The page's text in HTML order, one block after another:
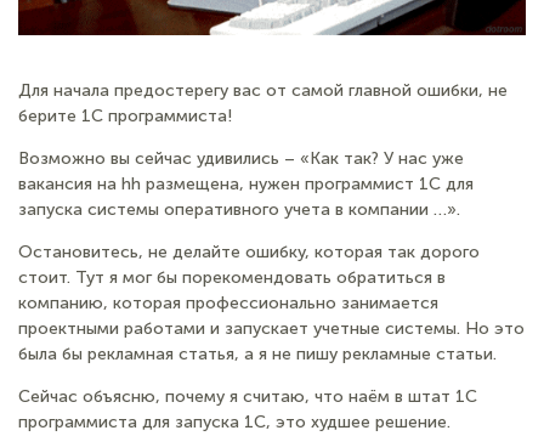
Для начала предостерегу вас от самой главной ошибки, не
берите 1С программиста!
Возможно вы сейчас удивились – «Как так? У нас уже
вакансия на hh размещена, нужен программист 1С для
запуска системы оперативного учета в компании …».
Остановитесь, не делайте ошибку, которая так дорого
стоит. Тут я мог бы порекомендовать обратиться в
компанию, которая профессионально занимается
проектными работами и запускает учетные системы. Но это
была бы рекламная статья, а я не пишу рекламные статьи.
Сейчас объясню, почему я считаю, что наём в штат 1С
программиста для запуска 1С, это худшее решение.